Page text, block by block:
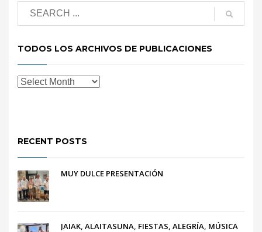
TODOS LOS ARCHIVOS DE PUBLICACIONES
RECENT POSTS
MUY DULCE PRESENTACIÓN
JAIAK, ALAITASUNA, FIESTAS, ALEGRÍA, MÚSICA